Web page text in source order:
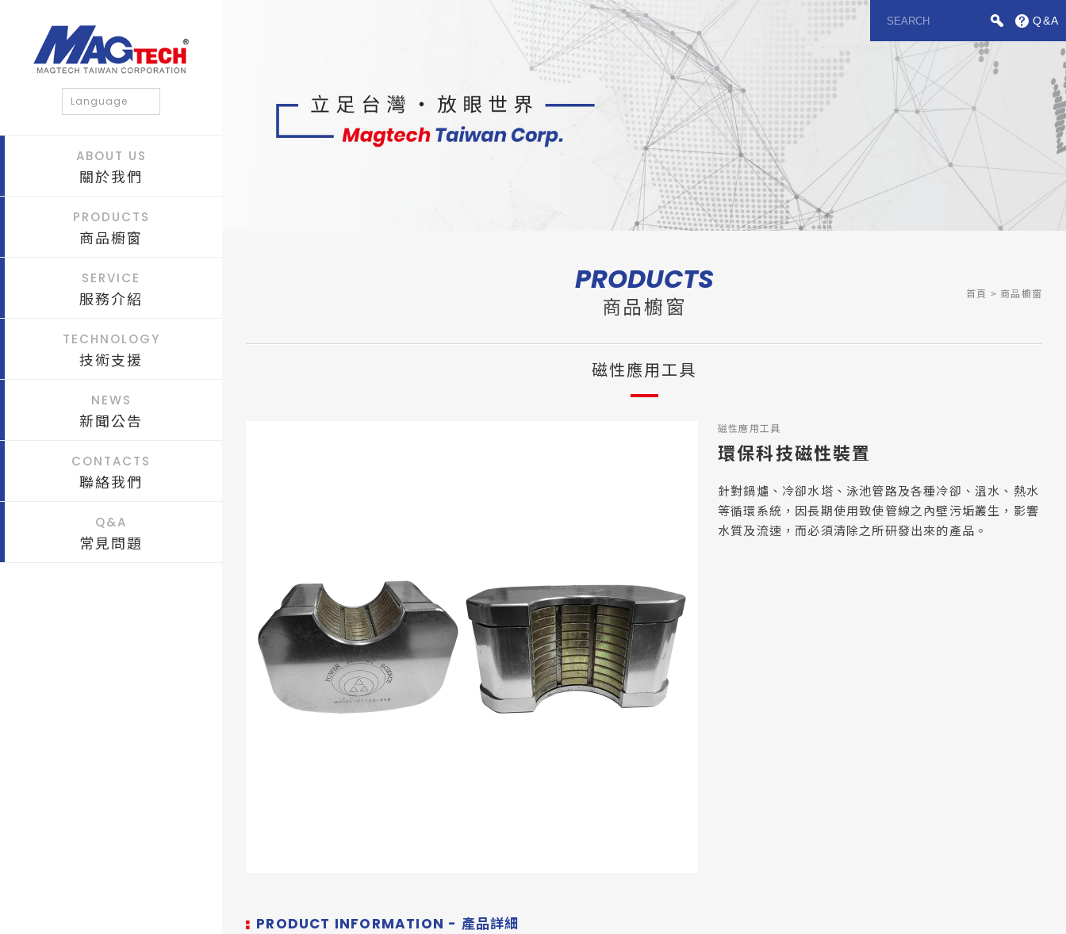
ABOUT US
關於我們
PRODUCTS
商品櫥窗
SERVICE
服務介紹
TECHNOLOGY
技術支援
NEWS
新聞公告
CONTACTS
聯絡我們
Q&A
常見問題
Language
Q&A
首頁 商品櫥窗
PRODUCTS
商品櫥窗
磁性應用工具
磁性應用工具
環保科技磁性裝置
針對鍋爐、冷卻水塔、泳池管路及各種冷卻、溫水、熱水
等循環系統，因長期使用致使管線之內壁污垢叢生，影響
水質及流速，而必須清除之所研發出來的產品。
PRODUCT INFORMATION - 產品詳細